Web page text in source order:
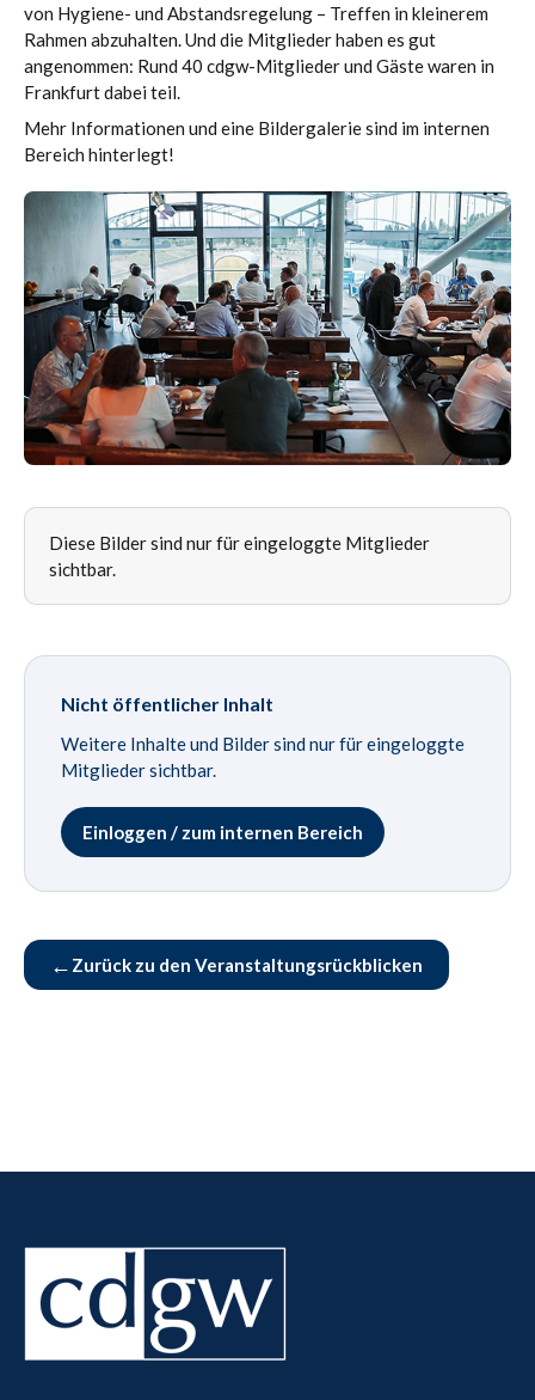
von Hygiene- und Abstandsregelung – Treffen in kleinerem
Rahmen abzuhalten. Und die Mitglieder haben es gut
angenommen: Rund 40 cdgw-Mitglieder und Gäste waren in
Frankfurt dabei teil.
Mehr Informationen und eine Bildergalerie sind im internen
Bereich hinterlegt!
Diese Bilder sind nur für eingeloggte Mitglieder
sichtbar.
Nicht öffentlicher Inhalt
Weitere Inhalte und Bilder sind nur für eingeloggte
Mitglieder sichtbar.
Einloggen / zum internen Bereich
← Zurück zu den Veranstaltungsrückblicken